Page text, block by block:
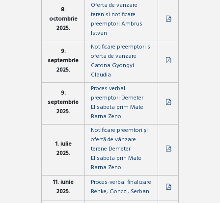
8.
octombrie
2025.
Oferta de vanzare
teren si notificare
preemptori Ambrus
Istvan
9.
septembrie
2025.
Notificare preemptori si
oferta de vanzare
Catona Gyongyi
Claudia
9.
septembrie
2025.
Proces verbal
preemptori Demeter
Elisabeta prim Mate
Barna Zeno
1. iulie
2025.
Notificare preemtori și
ofertă de vânzare
terene Demeter
Elisabeta prin Mate
Barna Zeno
11. iunie
2025.
Proces-verbal finalizare
Benke, Gonczi, Serban